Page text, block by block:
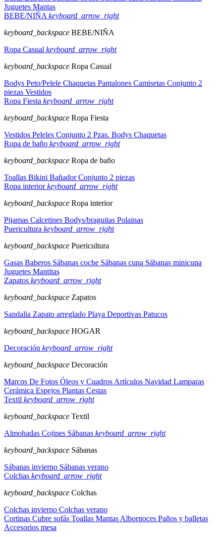
Juguetes Mantas
BEBE/NIÑA keyboard_arrow_right
keyboard_backspace BEBE/NIÑA
Ropa Casual keyboard_arrow_right
keyboard_backspace Ropa Casual
Bodys Peto/Pelele Chaquetas Pantalones Camisetas Conjunto 2
piezas Vestidos
Ropa Fiesta keyboard_arrow_right
keyboard_backspace Ropa Fiesta
Vestidos Peleles Conjunto 2 Pzas. Bodys Chaquetas
Ropa de baño keyboard_arrow_right
keyboard_backspace Ropa de baño
Toallas Bikini BañadorConjunto 2 piezas
Ropa interiorkeyboard_arrow_right
keyboard_backspace Ropa interior
Pijamas Calcetines Bodys/braguitas Polainas
Puericultura keyboard_arrow_right
keyboard_backspace Puericultura
Gasas Baberos Sábanas coche Sábanas cuna Sábanas minicuna
Juguetes Mantitas
Zapatos keyboard_arrow_right
keyboard_backspace Zapatos
Sandalia Zapato arreglado Playa Deportivas Patucos
keyboard_backspace HOGAR
Decoración keyboard_arrow_right
keyboard_backspace Decoración
Marcos De Fotos Óleos y Cuadros Artículos Navidad Lamparas
Cerámica Espejos Plantas Cestas
Textil keyboard_arrow_right
keyboard_backspace Textil
Almohadas Cojines Sábanas keyboard_arrow_right
keyboard_backspace Sábanas
Sábanas invierno Sábanas verano
Colchas keyboard_arrow_right
keyboard_backspace Colchas
Colchas invierno Colchas verano
Cortinas Cubre sofás Toallas Mantas Albornoces Paños y balletas
Accesorios mesa